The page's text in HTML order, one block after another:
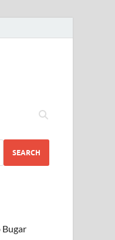
SEARCH
Bugar